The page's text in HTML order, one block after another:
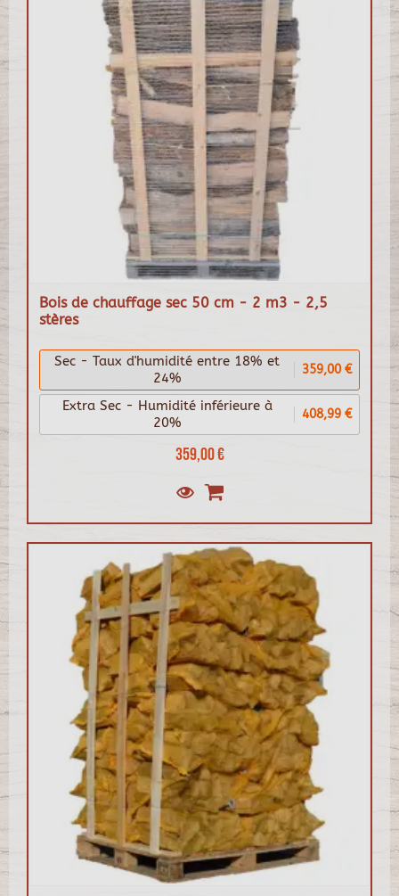
Bois de chauffage sec 50 cm - 2 m3 - 2,5
stères
359,00 €
Sec - Taux d'humidité entre 18% et
24%
359,00 €
Extra Sec - Humidité inférieure à
20%
408,99 €